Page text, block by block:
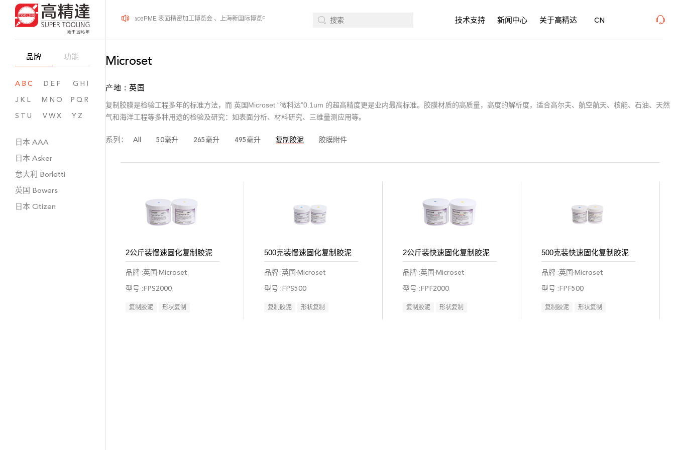
品牌 功能
ABC DEF
GHI
JKL
MNO
PQR
STU
VWX YZ
日本 AAA
日本 Asker
意大利 Borletti
英国 Bowers
日本 Citizen
2026年08月12-14日、SurfacePME 表面精密加工博览会 、上海新国际博览中心· 浦东、W1馆E21 、欢迎莅临指导 2026年08月12-14日、SurfacePME 表面精密加工博览会 、上海新国际博览中心· 浦东、W1馆E21 、欢迎莅临指
技术支持 新闻中心 关于高精达 CN
Microset
产地 : 英国
复制胶膜是检验工程多年的标准方法，而 英国Microset “微科达”0.1um 的超高精度更是业内最高标准。胶膜材质的高质量，高度的解析度，适合高尔夫、航空航天、核能、石油、天然
气和海洋工程等多种用途的检验及研究：如表面分析、材料研究、三维量测应用等。
系列： All 50毫升 265毫升 495毫升 复制胶泥 胶膜附件
2公斤装慢速固化复制胶泥
品牌 :英国·Microset
型号 :FPS2000
复制胶泥 形状复制
500克装慢速固化复制胶泥
品牌 :英国·Microset
型号 :FPS500
复制胶泥 形状复制
2公斤装快速固化复制胶泥
品牌 :英国·Microset
型号 :FPF2000
复制胶泥 形状复制
500克装快速固化复制胶泥
品牌 :英国·Microset
型号 :FPF500
复制胶泥 形状复制